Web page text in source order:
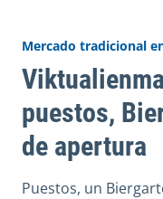
Mercado tradicional
puestos,
de apertura
Puestos, un